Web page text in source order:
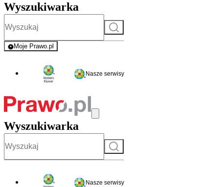
Wyszukiwarka
Szukaj
Moje Prawo.pl
- rejestracja i logowanie do serwisu
Nasze serwisy
Wyszukiwarka
Szukaj
Nasze serwisy